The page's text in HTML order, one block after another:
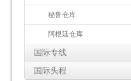
秘鲁仓库
阿根廷仓库
国际专线
国际头程